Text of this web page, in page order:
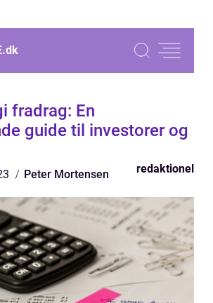
dk
fradrag: En
guide til investorer og
Peter Mortensen redaktionel